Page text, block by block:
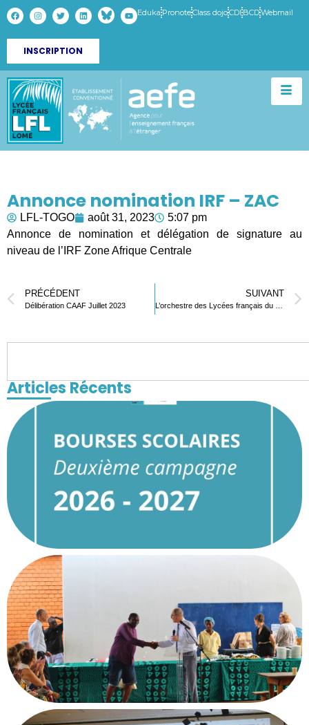
Eduka PronoteClass dojoCDI BCDWebmail
INSCRIPTION
Annonce nomination IRF – ZAC
LFL-TOGO août 31, 2023
5:07 pm
Annonce de nomination et délégation de signature au
niveau de l’IRF Zone Afrique Centrale
PRÉCÉDENT
Délibération CAAF Juillet 2023
SUIVANT
Articles Récents